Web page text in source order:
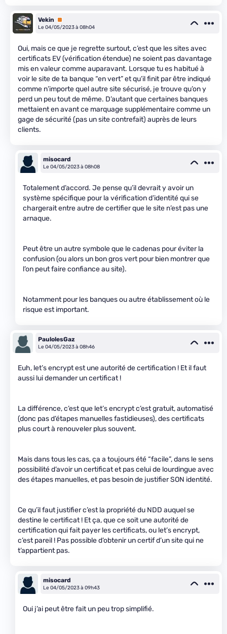
Vekin
Premium
Le 04/05/2023 à 08h04
Oui, mais ce que je regrette surtout, c’est que les sites avec
certificats EV (vérification étendue) ne soient pas davantage
mis en valeur comme auparavant. Lorsque tu es habitué à
voir le site de ta banque “en vert” et qu’il finit par être indiqué
comme n’importe quel autre site sécurisé, je trouve qu’on y
perd un peu tout de même. D’autant que certaines banques
mettaient en avant ce marquage supplémentaire comme un
gage de sécurité (pas un site contrefait) auprès de leurs
clients.
misocard
Le 04/05/2023 à 08h08
Totalement d’accord. Je pense qu’il devrait y avoir un
système spécifique pour la vérification d’identité qui se
chargerait entre autre de certifier que le site n’est pas une
arnaque.
Peut être un autre symbole que le cadenas pour éviter la
confusion (ou alors un bon gros vert pour bien montrer que
l’on peut faire confiance au site).
Notamment pour les banques ou autre établissement où le
risque est important.
PaulolesGaz
Le 04/05/2023 à 08h46
Euh, let’s encrypt est une autorité de certification ! Et il faut
aussi lui demander un certificat !
La différence, c’est que let’s encrypt c’est gratuit, automatisé
(donc pas d’étapes manuelles fastidieuses), des certificats
plus court à renouveler plus souvent.
Mais dans tous les cas, ça a toujours été “facile”, dans le sens
possibilité d’avoir un certificat et pas celui de lourdingue avec
des étapes manuelles, et pas besoin de justifier SON identité.
Ce qu’il faut justifier c’est la propriété du NDD auquel se
destine le certificat ! Et ça, que ce soit une autorité de
certification qui fait payer les certificats, ou let’s encrypt,
c’est pareil ! Pas possible d’obtenir un certif d’un site qui ne
t’appartient pas.
misocard
Le 04/05/2023 à 09h43
Oui j’ai peut être fait un peu trop simplifié.